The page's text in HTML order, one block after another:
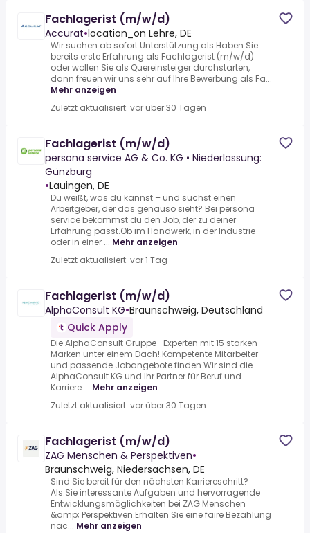
Fachlagerist (m/w/d)
Accurat•location_on Lehre, DE
Wir suchen ab sofort Unterstützung als.Haben Sie
bereits erste Erfahrung als Fachlagerist (m/w/d)
oder wollen Sie als Quereinsteiger durchstarten,
dann freuen wir uns sehr auf Ihre Bewerbung als Fa...
Mehr anzeigen
Zuletzt aktualisiert: vor über 30 Tagen
Fachlagerist (m/w/d)
persona service AG & Co. KG • Niederlassung:
Günzburg
•Lauingen, DE
Du weißt, was du kannst – und suchst einen
Arbeitgeber, der das genauso sieht? Bei persona
service bekommst du den Job, der zu deiner
Erfahrung passt.Ob im Handwerk, in der Industrie
oder in einer ... Mehr anzeigen
Zuletzt aktualisiert: vor 1 Tag
Fachlagerist (m/w/d)
AlphaConsult KG•Braunschweig, Deutschland
Quick Apply
Die AlphaConsult Gruppe- Experten mit 15 starken
Marken unter einem Dach!.Kompetente Mitarbeiter
und passende Jobangebote finden.Wir sind die
AlphaConsult KG und Ihr Partner für Beruf und
Karriere.... Mehr anzeigen
Zuletzt aktualisiert: vor über 30 Tagen
Fachlagerist (m/w/d)
ZAG Menschen & Perspektiven•
Braunschweig, Niedersachsen, DE
Sind Sie bereit für den nächsten Karriereschritt?
Als.Sie interessante Aufgaben und hervorragende
Entwicklungsmöglichkeiten bei ZAG Menschen
&amp; Perspektiven.Erhalten Sie eine faire Bezahlung
nac... Mehr anzeigen